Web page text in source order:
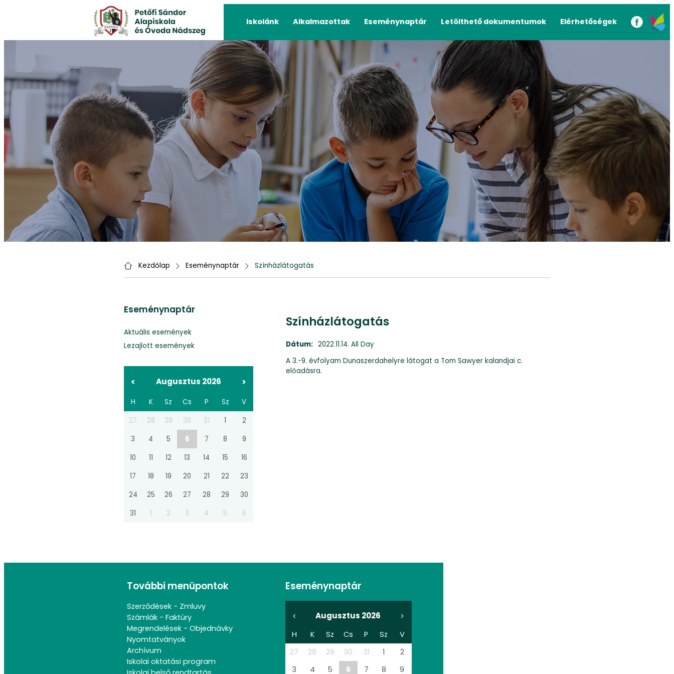
Iskolánk Alkalmazottak Eseménynaptár Letölthető dokumentumok Elérhetőségek
Kezdőlap Eseménynaptár Színházlátogatás
Eseménynaptár
Aktuális események
Lezajlott események
< Augusztus 2026 >
H K Sz Cs P Sz
V
27
28 29 30 31 1
2
3
4 5 6 7 8
9
10
11 12 13 14 15
16
17
18 19 20 21 22
23
24
25 26 27 28 29
30
31
1 2 3 4 5 6
Színházlátogatás
Dátum: 2022.11.14. All Day
A 3.-9. évfolyam Dunaszerdahelyre látogat a Tom Sawyer kalandjai c.
előadásra.
További menüpontok
Szerződések - Zmluvy
Számlák - Faktúry
Megrendelések - Objednávky
Nyomtatványok
Archívum
Iskolai oktatási program
Eseménynaptár
< Augusztus 2026
>
H
K Sz Cs P Sz
V
27
28 29 30 31 1
2
3
4 5 6 7 8 9